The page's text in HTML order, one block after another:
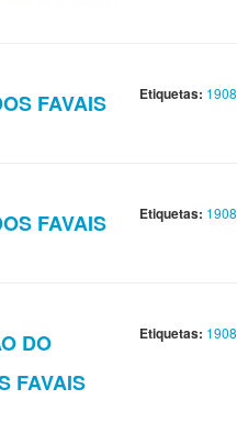
FAVAIS Etiquetas: 1908
FAVAIS Etiquetas: 1908
DO
FAVAIS
Etiquetas: 1908